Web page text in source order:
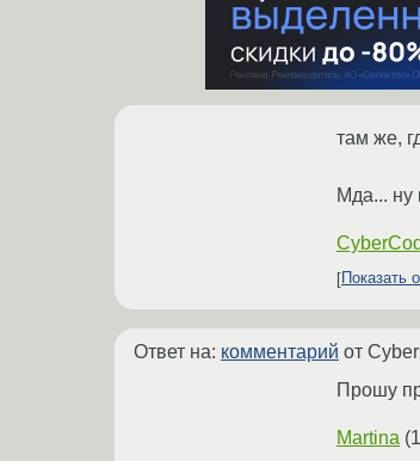
там же,
Мда... ну
Показать
Ответ на: комментарий от
Прошу
Martina (